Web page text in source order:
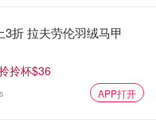
折 拉夫劳伦羽绒马甲
拎杯$36
APP打开